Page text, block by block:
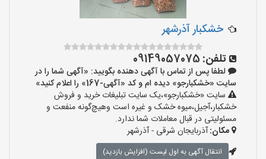
خشکبار آذرشهر
تلفن: 09149057075
لطفا پس از تماس با آگهی دهنده بگویید: «آگهی شما را در
سایت «خشکبارجو» دیده ام و کد «آگهی-167» را اعلام کنید»
سایت «خشکبارجو»،یک سایت تبلیغات خرید و فروش
خشکبار،آجیل،میوه خشک و غیره است وهیچ‌گونه منفعت و
مسئولیتی در قبال معاملات شما ندارد.
مکان:آذربایجان شرقی - آذرشهر
انتقال آگهی به اول لیست (افزایش بازدید)